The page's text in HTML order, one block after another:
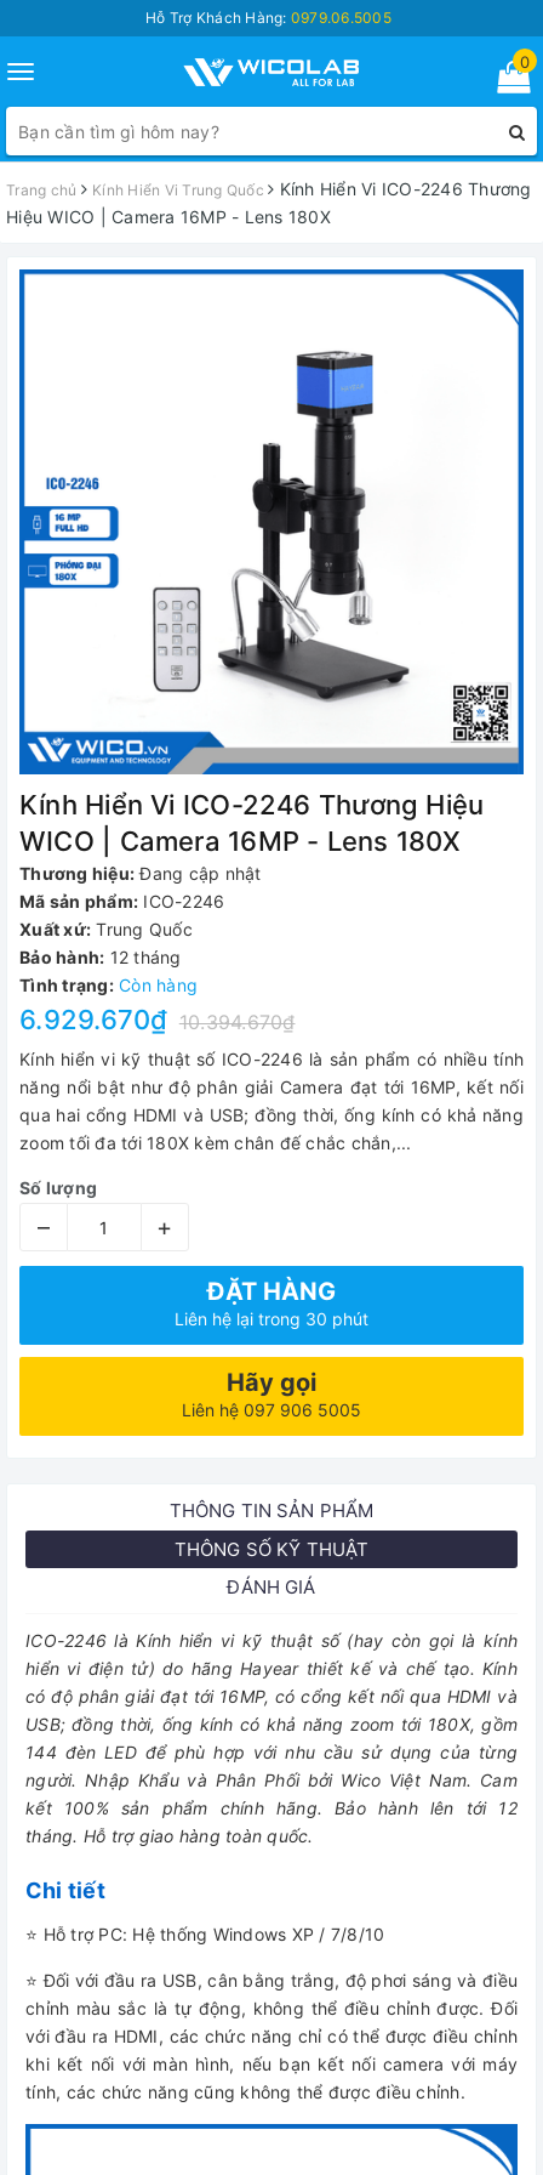
Hỗ Trợ Khách Hàng: 0979.06.5005
Toggle
navigation
0
Trang chủ Kính Hiển Vi Trung Quốc
Kính Hiển Vi ICO-2246 Thương
Hiệu WICO | Camera 16MP - Lens 180X
Kính Hiển Vi ICO-2246 Thương Hiệu
WICO | Camera 16MP - Lens 180X
Thương hiệu: Đang cập nhật
Mã sản phẩm: ICO-2246
Xuất xứ: Trung Quốc
Bảo hành: 12 tháng
Tình trạng: Còn hàng
6.929.670₫ 10.394.670₫
Kính hiển vi kỹ thuật số ICO-2246 là sản phẩm có nhiều tính
năng nổi bật như độ phân giải Camera đạt tới 16MP, kết nối
qua hai cổng HDMI và USB; đồng thời, ống kính có khả năng
zoom tối đa tới 180X kèm chân đế chắc chắn,...
Số lượng
– +
ĐẶT HÀNG
Liên hệ lại trong 30 phút
Hãy gọi
Liên hệ 097 906 5005
THÔNG TIN SẢN PHẨM
THÔNG SỐ KỸ THUẬT
ĐÁNH GIÁ
ICO-2246 là Kính hiển vi kỹ thuật số (hay còn gọi là kính
hiển vi điện tử) do hãng Hayear thiết kế và chế tạo. Kính
có độ phân giải đạt tới 16MP, có cổng kết nối qua HDMI và
USB; đồng thời, ống kính có khả năng zoom tới 180X, gồm
144 đèn LED để phù hợp với nhu cầu sử dụng của từng
người. Nhập Khẩu và Phân Phối bởi Wico Việt Nam. Cam
kết 100% sản phẩm chính hãng. Bảo hành lên tới 12
tháng. Hỗ trợ giao hàng toàn quốc.
Chi tiết
⭐ Hỗ trợ PC: Hệ thống Windows XP / 7/8/10
⭐ Đối với đầu ra USB, cân bằng trắng, độ phơi sáng và điều
chỉnh màu sắc là tự động, không thể điều chỉnh được. Đối
với đầu ra HDMI, các chức năng chỉ có thể được điều chỉnh
khi kết nối với màn hình, nếu bạn kết nối camera với máy
tính, các chức năng cũng không thể được điều chỉnh.